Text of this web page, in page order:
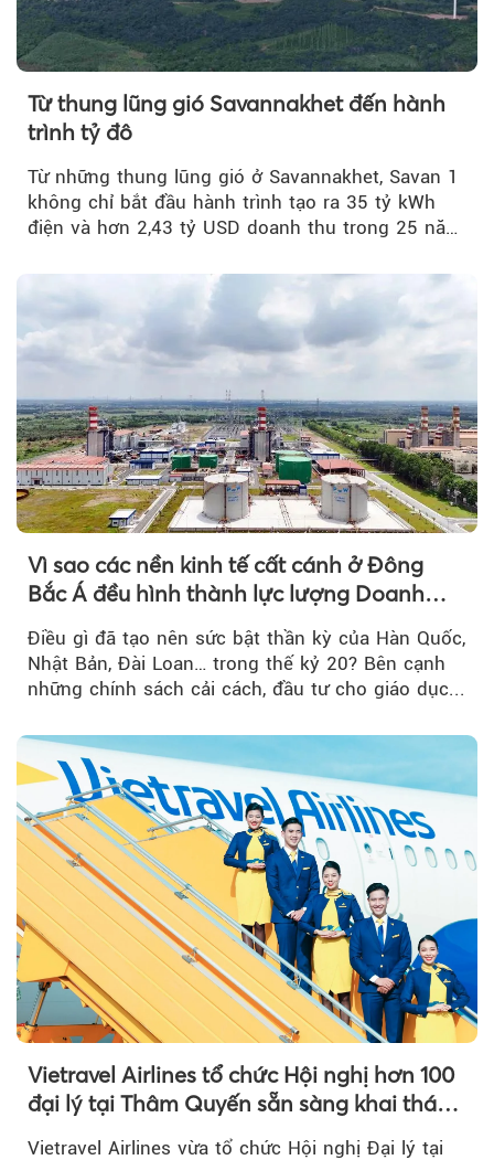
Từ thung lũng gió Savannakhet đến hành
trình tỷ đô
Từ những thung lũng gió ở Savannakhet, Savan 1
không chỉ bắt đầu hành trình tạo ra 35 tỷ kWh
điện và hơn 2,43 tỷ USD doanh thu trong 25 năm
Vì sao các nền kinh tế cất cánh ở Đông
Bắc Á đều hình thành lực lượng Doanh
nghiệp Quốc gia?
Điều gì đã tạo nên sức bật thần kỳ của Hàn Quốc,
Nhật Bản, Đài Loan… trong thế kỷ 20? Bên cạnh
những chính sách cải cách, đầu tư cho giáo dục...
Vietravel Airlines tổ chức Hội nghị hơn 100
đại lý tại Thâm Quyến sẵn sàng khai thác
đường bay thẳng TP.HCM - Thâm Quyến
Vietravel Airlines vừa tổ chức Hội nghị Đại lý tại